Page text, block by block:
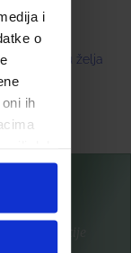
i
o
ih
15,31 €
Dodaj u listu želja
više
promocije